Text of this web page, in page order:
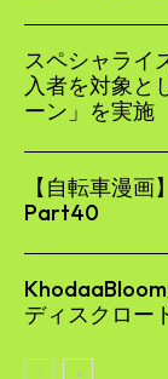
スペシャラ
入者を対象と
ーン」を実施
【自転車漫
Part40
ディスクロー